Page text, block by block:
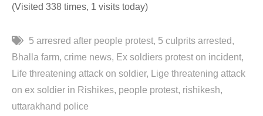
(Visited 338 times, 1 visits today)
5 arresred after people protest 5 culprits arrested
Bhalla farm crime news
Ex soldiers protest on incident
Life threatening attack on soldier
Lige threatening attack
on ex soldier in Rishikes people protest rishikesh
uttarakhand police